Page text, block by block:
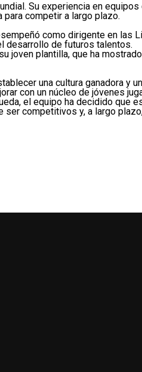
Su experiencia en
competir a largo plazo.
como dirigente en las
desarrollo de futuros talentos.
joven plantilla, que ha
una cultura ganadora y
con un núcleo de jóvenes
el equipo ha decidido que
ser competitivos y, a largo